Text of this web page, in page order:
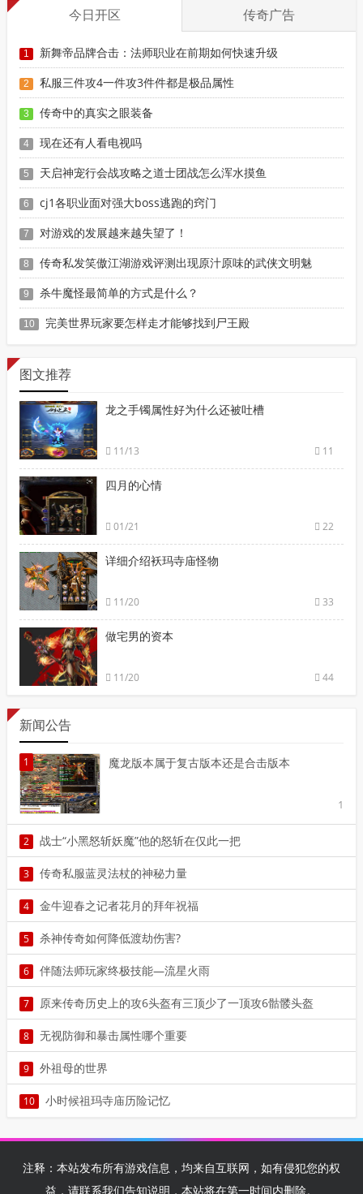
今日开区 传奇广告
1 新舞帝品牌合击：法师职业在前期如何快速升级
2 私服三件攻4一件攻3件件都是极品属性
3 传奇中的真实之眼装备
4 现在还有人看电视吗
5 天启神宠行会战攻略之道士团战怎么浑水摸鱼
6 cj1各职业面对强大boss逃跑的窍门
7 对游戏的发展越来越失望了！
8 传奇私发笑傲江湖游戏评测出现原汁原味的武侠文明魅
9 杀牛魔怪最简单的方式是什么？
10 完美世界玩家要怎样走才能够找到尸王殿
图文推荐
龙之手镯属性好为什么还被吐槽
11/13 11
四月的心情
01/21 22
详细介绍袄玛寺庙怪物
11/20 33
做宅男的资本
11/20 44
新闻公告
1 魔龙版本属于复古版本还是合击版本
1
2 战士“小黑怒斩妖魔”他的怒斩在仅此一把
3 传奇私服蓝灵法杖的神秘力量
4 金牛迎春之记者花月的拜年祝福
5 杀神传奇如何降低渡劫伤害?
6 伴随法师玩家终极技能—流星火雨
7 原来传奇历史上的攻6头盔有三顶少了一顶攻6骷髅头盔
8 无视防御和暴击属性哪个重要
9 外祖母的世界
10 小时候祖玛寺庙历险记忆
注释：本站发布所有游戏信息，均来自互联网，如有侵犯您的权
益，请联系我们告知说明，本站将在第一时间内删除。